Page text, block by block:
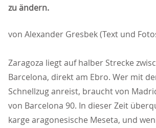
zu ändern.
von Alexander Gresbek (Text und
Zaragoza liegt auf halber Strecke
Barcelona, direkt am Ebro. Wer mit
Schnellzug anreist, braucht von
von Barcelona 90. In dieser Zeit
karge aragonesische Meseta, und